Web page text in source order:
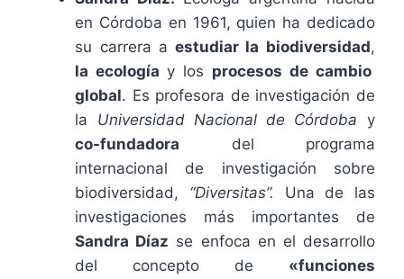
en Córdoba en 1961, quien ha dedicado
su carrera aestudiar la biodiversidad,
la ecologíay los procesos de cambio
global. Es profesora de investigación de
la Universidad Nacional de Córdoba y
co-fundadora del programa
internacional de investigación sobre
biodiversidad, “Diversitas”. Una de las
investigaciones más importantes de
Sandra Díaz se enfoca en el desarrollo
del concepto de «funciones